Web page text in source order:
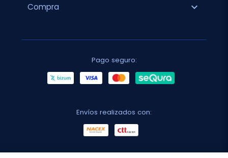
Compra expand_more
Pago seguro:
Envíos realizados con: